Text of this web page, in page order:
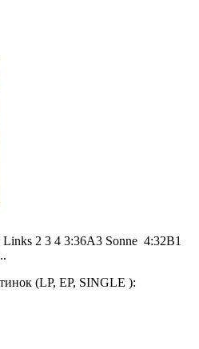
2 3 4 3:36A3 Sonne 4:32B1
(LP, EP, SINGLE ):